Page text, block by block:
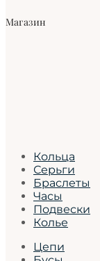
Магазин
Кольца
Серьги
Браслеты
Часы
Подвески
Колье
Цепи